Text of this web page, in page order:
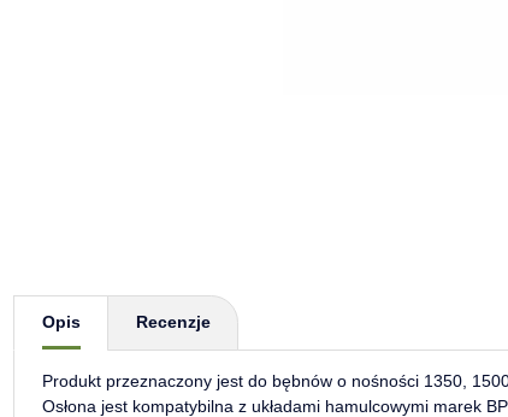
Opis
Recenzje
Produkt przeznaczony jest do bębnów o nośności 1350,
Osłona jest kompatybilna z układami hamulcowymi marek